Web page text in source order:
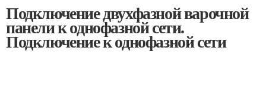
Подключение двухфазной варочной
панели к однофазной сети.
Подключение к однофазной сети